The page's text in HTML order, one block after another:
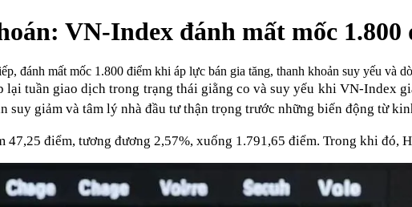
VN-Index đánh mất mốc
đánh mất mốc 1.800 điểm khi áp lực bán gia tăng, thanh khoản suy yếu và
tuần giao dịch trong trạng thái giằng co và suy yếu khi VN-Index
suy giảm và tâm lý nhà đầu tư thận trọng trước những biến động từ
điểm, tương đương 2,57%, xuống 1.791,65 điểm. Trong khi đó,